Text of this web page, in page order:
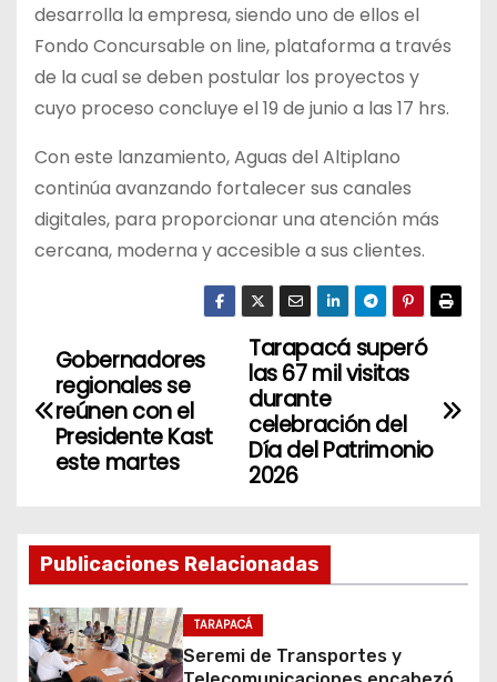
desarrolla la empresa, siendo uno de ellos el
Fondo Concursable on line, plataforma a través
de la cual se deben postular los proyectos y
cuyo proceso concluye el 19 de junio a las 17 hrs.
Con este lanzamiento, Aguas del Altiplano
continúa avanzando fortalecer sus canales
digitales, para proporcionar una atención más
cercana, moderna y accesible a sus clientes.
N
a
g
a
c
Tarapacá superó
las 67 mil visitas
durante
celebración del
Día del Patrimonio
2026
Gobernadores
regionales se
reúnen con el
Presidente Kast
este martes
Publicaciones Relacionadas
TARAPACÁ
Seremi de Transportes y